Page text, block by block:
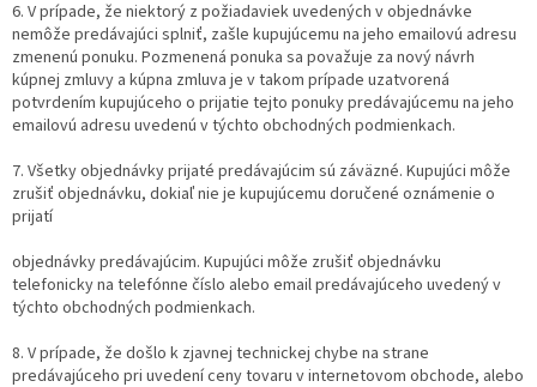
6. V prípade, že niektorý z požiadaviek uvedených v objednávke
nemôže predávajúci splniť, zašle kupujúcemu na jeho emailovú adresu
zmenenú ponuku. Pozmenená ponuka sa považuje za nový návrh
kúpnej zmluvy a kúpna zmluva je v takom prípade uzatvorená
potvrdením kupujúceho o prijatie tejto ponuky predávajúcemu na jeho
emailovú adresu uvedenú v týchto obchodných podmienkach.
7. Všetky objednávky prijaté predávajúcim sú záväzné. Kupujúci môže
zrušiť objednávku, dokiaľ nie je kupujúcemu doručené oznámenie o
prijatí
objednávky predávajúcim. Kupujúci môže zrušiť objednávku
telefonicky na telefónne číslo alebo email predávajúceho uvedený v
týchto obchodných podmienkach.
8. V prípade, že došlo k zjavnej technickej chybe na strane
predávajúceho pri uvedení ceny tovaru v internetovom obchode, alebo